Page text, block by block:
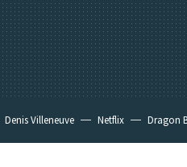
Denis Villeneuve Netflix Dragon